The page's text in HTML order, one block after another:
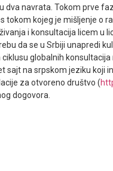
navrata. Tokom prve
kojeg je mišljenje o
i konsultacija licem u
da se u Srbiji unapredi
globalnih
na srpskom jeziku koji
za otvoreno društvo (
dogovora.